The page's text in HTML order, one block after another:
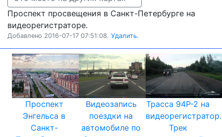
Проспект просвещения в Санкт-Петербурге на
видеорегистраторе.
Добавлено 2016-07-17 07:51:08. Удалить.
Проспект
Энгельса в
Санкт-
Видеозапись
поездки на
автомобиле по
Трасса 94Р-2 на
видеорегистратор.
Трек